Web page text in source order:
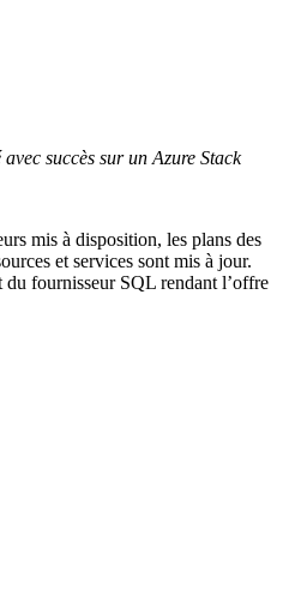
succès sur un Azure Stack
mis à disposition, les plans des
et services sont mis à jour.
du fournisseur SQL rendant l’offre